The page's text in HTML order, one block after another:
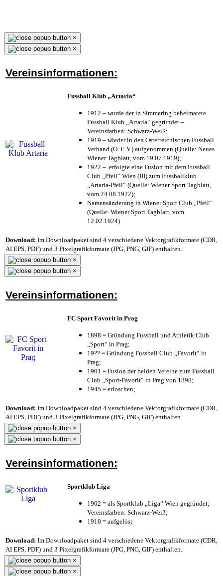
×
×
Vereinsinformationen:
Fussball Klub „Artaria“
1912 – wurde der in Simmering beheimatete
Fussball Klub „Artaria“ gegründet –
Vereinsfarben: Schwarz-Weiß;
1919 – wieder in den Österreichischen Fussball
Verband (Ö. F. V.) aufgenommen (Quelle: Neues
Wiener Tagblatt, vom 19.07.1919);
1922 – erfolgte eine Fusion mit dem Fussball
Club „Pfeil“ Wien (III) zum Fussballklub
„Artaria-Pfeil“ (Quelle: Wiener Sport Tagblatt,
vom 24.08.1922);
Namensänderung in Wiener Sport Club „Pfeil“
(Quelle: Wiener Sport Tagblatt, vom
12.02.1924)
Download: Im Downloadpaket sind 4 verschiedene Vektorgrafikformate (CDR,
AI EPS, PDF) und 3 Pixelgrafikformate (JPG, PNG, GIF) enthalten.
×
×
Vereinsinformationen:
FC Sport Favorit in Prag
1898 = Gründung Fussball und Athletik Club
„Sport“ in Prag;
19?? = Gründung Fussball Club „Favorit“ in
Prag;
1901 = Fusion der beiden Vereine zum Fussball
Club „Sport-Favorit“ in Prag von 1898;
1945 = erloschen;
Download: Im Downloadpaket sind 4 verschiedene Vektorgrafikformate (CDR,
AI EPS, PDF) und 3 Pixelgrafikformate (JPG, PNG, GIF) enthalten.
×
×
Vereinsinformationen:
Sportklub Liga
1902 = als Sportklub „Liga“ Wien gegründet;
Vereinsfarben: Schwarz-Weiß;
1910 = aufgelöst
Download: Im Downloadpaket sind 4 verschiedene Vektorgrafikformate (CDR,
AI EPS, PDF) und 3 Pixelgrafikformate (JPG, PNG, GIF) enthalten.
×
×